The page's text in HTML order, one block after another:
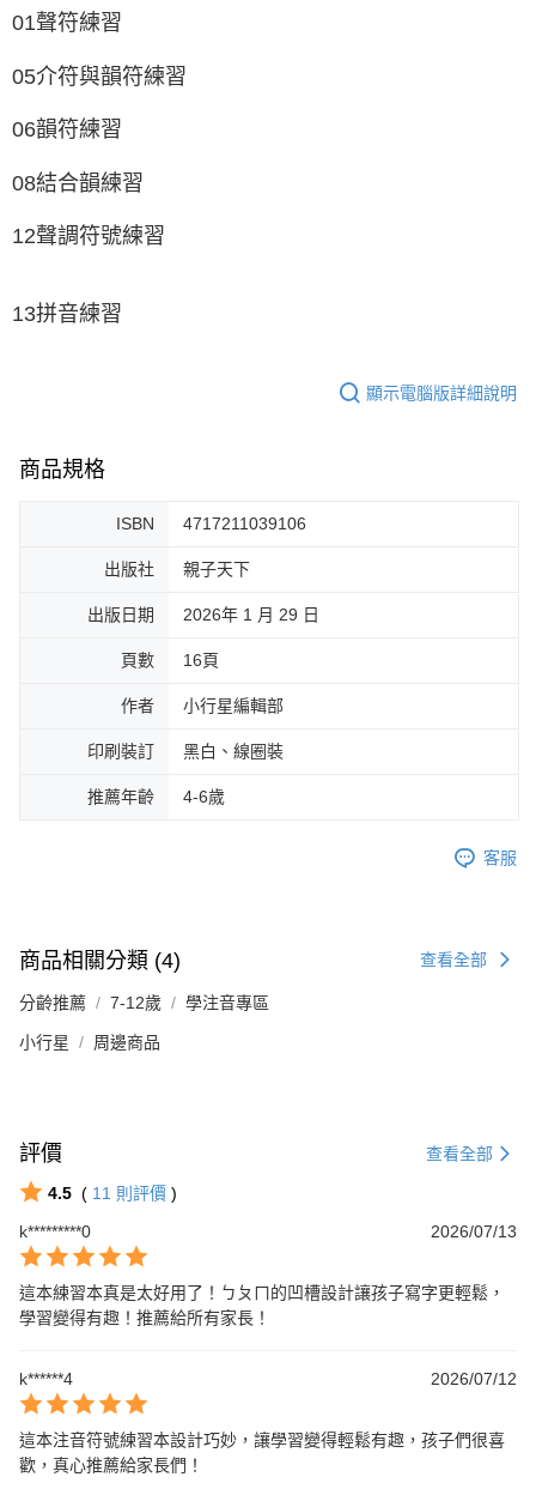
01聲符練習
05介符與韻符練習
06韻符練習
08結合韻練習
12聲調符號練習
13拼音練習
顯示電腦版詳細說明
商品規格
ISBN 4717211039106
出版社 親子天下
出版日期 2026年 1 月 29 日
頁數 16頁
作者 小行星編輯部
印刷裝訂 黑白、線圈裝
推薦年齡 4-6歲
客服
商品相關分類 (4) 查看全部
分齡推薦 7-12歲 學注音專區
小行星 周邊商品
評價 查看全部
4.5 ( 11 則評價 )
k*********0
2026/07/13
這本練習本真是太好用了！ㄅㄆㄇ的凹槽設計讓孩子寫字更輕鬆，
學習變得有趣！推薦給所有家長！
k******4 2026/07/12
這本注音符號練習本設計巧妙，讓學習變得輕鬆有趣，孩子們很喜
歡，真心推薦給家長們！